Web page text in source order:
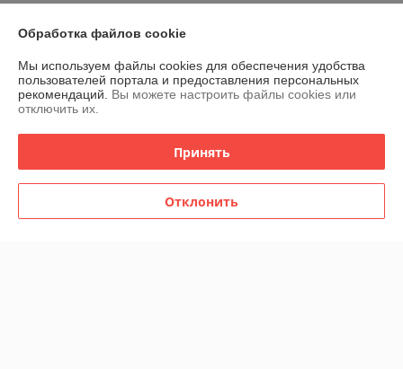
Контакты
Доставка и оплата
Полная версия сайта
Обработка файлов cookie
Мы используем файлы cookies для обеспечения удобства
пользователей портала и предоставления персональных
рекомендаций. Вы можете настроить файлы cookies или
отключить их.
Принять
Отклонить